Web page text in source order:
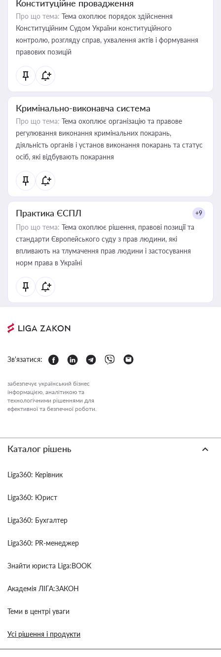
Конституційне провадження
Про що тема: Тема охоплює порядок здійснення
Конституційним Судом України конституційного
контролю, розгляду справ, ухвалення актів і формування
правових позицій
Кримінально-виконавча система
Про що тема: Тема охоплює організацію та правове
регулювання виконання кримінальних покарань,
діяльність органів і установ виконання покарань та статус
осіб, які відбувають покарання
Практика ЄСПЛ +9
Про що тема: Тема охоплює рішення, правові позиції та
стандарти Європейського суду з прав людини, які
впливають на тлумачення прав людини і застосування
норм права в Україні
Зв'язатися:
забезпечує український бізнес
інформацією, аналітикою та
технологічними рішеннями для
ефективної та безпечної роботи.
Каталог рішень
Liga360: Керівник
Liga360: Юрист
Liga360: Бухгалтер
Liga360: PR-менеджер
Знайти юриста Liga:BOOK
Академія ЛІГА:ЗАКОН
Теми в центрі уваги
Усі рішення і продукти